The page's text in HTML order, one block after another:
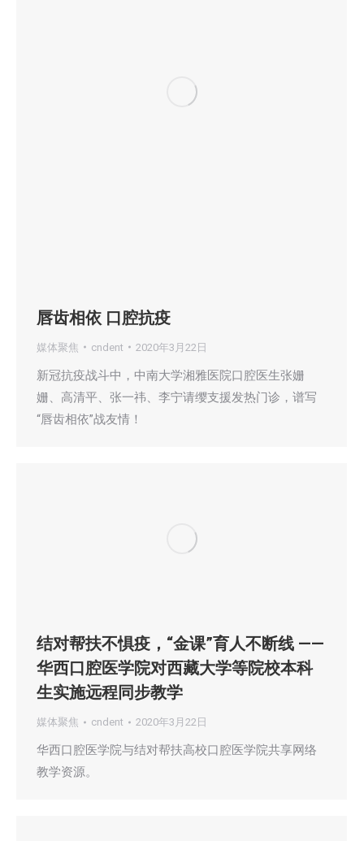
唇齿相依 口腔抗疫
媒体聚焦 cndent 2020年3月22日
新冠抗疫战斗中，中南大学湘雅医院口腔医生张姗
姗、高清平、张一祎、李宁请缨支援发热门诊，谱写
“唇齿相依”战友情！
结对帮扶不惧疫，“金课”育人不断线 ——
华西口腔医学院对西藏大学等院校本科
生实施远程同步教学
媒体聚焦 cndent 2020年3月22日
华西口腔医学院与结对帮扶高校口腔医学院共享网络
教学资源。